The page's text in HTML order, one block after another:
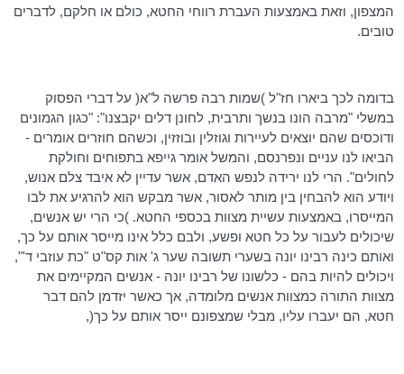
המצפון, וזאת באמצעות העברת רווחי החטא, כולם או חלקם, לדברים
טובים.
בדומה לכך ביארו חז"ל )שמות רבה פרשה ל"א( על דברי הפסוק
במשלי "מרבה הונו בנשך ותרבית, לחונן דלים יקבצנו": "כגון הגמונים
ודוכסים שהם יוצאים לעיירות וגוזלין ובוזזין, וכשהם חוזרים אומרים -
הביאו לנו עניים ונפרנסם, והמשל אומר גייפא בתפוחים וחולקת
לחולים". הרי לנו ירידה לנפש האדם, אשר עדיין לא איבד צלם אנוש,
ויודע הוא להבחין בין מותר לאסור, אשר מבקש הוא להרגיע את לבו
המייסרו, באמצעות עשיית מצוות בכספי החטא. )כי הרי יש אנשים,
שיכולים לעבור על כל חטא ופשע, ולבם כלל אינו מייסר אותם על כך,
ואותם כינה רבינו יונה בשערי תשובה שער ג' אות קס"ט "כת עוזבי ד'",
ויכולים להיות בהם - כלשונו של רבינו יונה - אנשים המקיימים את
מצוות התורה כמצוות אנשים מלומדה, אך כאשר יזדמן להם דבר
חטא, הם יעברו עליו, מבלי שמצפונם ייסר אותם על כך(,